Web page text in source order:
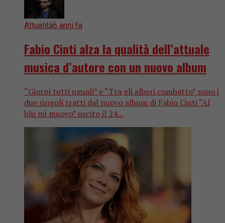
Attualità6 anni fa
Fabio Cinti alza la qualità dell’attuale
musica d’autore con un nuovo album
“Giorni tutti uguali” e “Tra gli alberi combatto” sono i
due singoli tratti dal nuovo album di Fabio Cinti “Al
blu mi muovo” uscito il 24...